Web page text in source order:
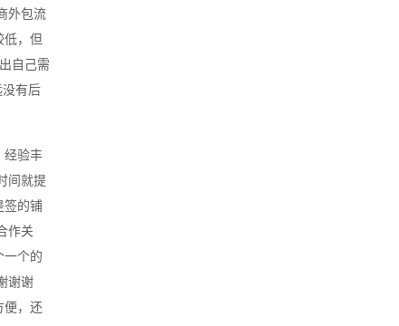
外包流
低，但
自己需
有后
经验丰
间就提
签的铺
作关
一个的
谢谢
便，还